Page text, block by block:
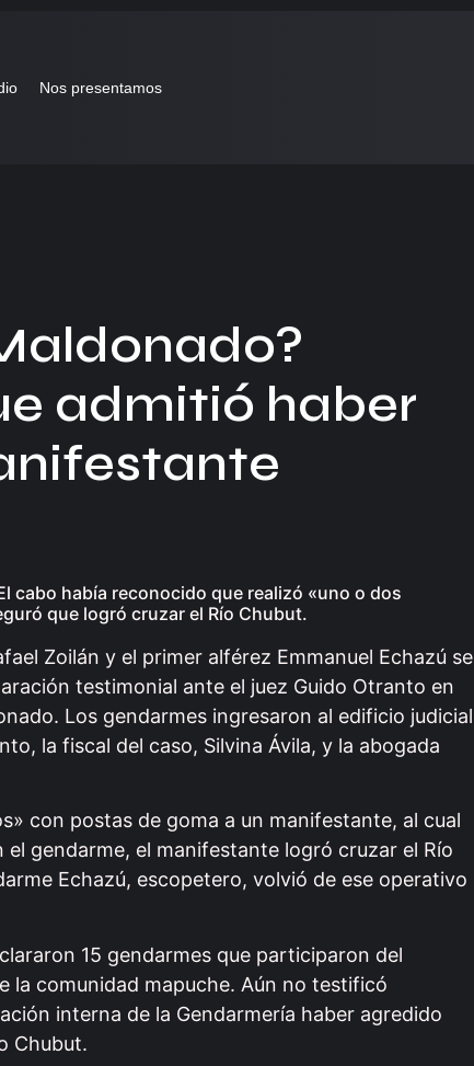
Nos presentamos
admitió haber
cabo había reconocido que realizó «uno o dos
que logró cruzar el Río Chubut.
Zoilán y el primer alférez Emmanuel Echazú se
testimonial ante el juez Guido Otranto en
Los gendarmes ingresaron al edificio judicial
la fiscal del caso, Silvina Ávila, y la abogada
con postas de goma a un manifestante, al cual
gendarme, el manifestante logró cruzar el Río
Echazú, escopetero, volvió de ese operativo
15 gendarmes que participaron del
la comunidad mapuche. Aún no testificó
interna de la Gendarmería haber agredido
Chubut.